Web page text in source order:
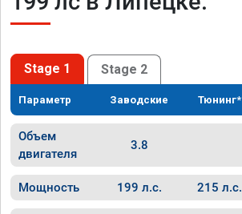
Stage 1 Stage 2
Параметр Заводские Тюнинг*
Объем
двигателя
3.8
Мощность 199 л.с. 215 л.с.